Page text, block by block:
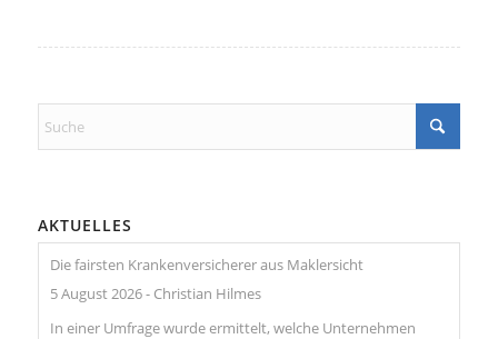
AKTUELLES
Die fairsten Krankenversicherer aus Maklersicht
5 August 2026- Christian Hilmes
In einer Umfrage wurde ermittelt, welche Unternehmen